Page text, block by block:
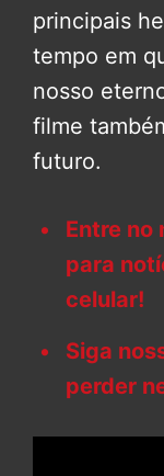
principais
tempo em
nosso
filme
futuro.
Entre no
para
celular!
Siga
perder